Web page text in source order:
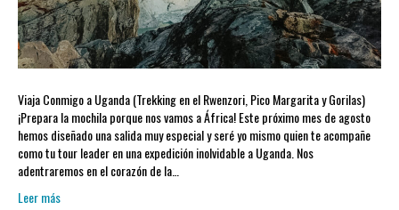
Viaja Conmigo a Uganda (Trekking en el Rwenzori, Pico Margarita y Gorilas)
¡Prepara la mochila porque nos vamos a África! Este próximo mes de agosto
hemos diseñado una salida muy especial y seré yo mismo quien te acompañe
como tu tour leader en una expedición inolvidable a Uganda. Nos
adentraremos en el corazón de la…
Leer más